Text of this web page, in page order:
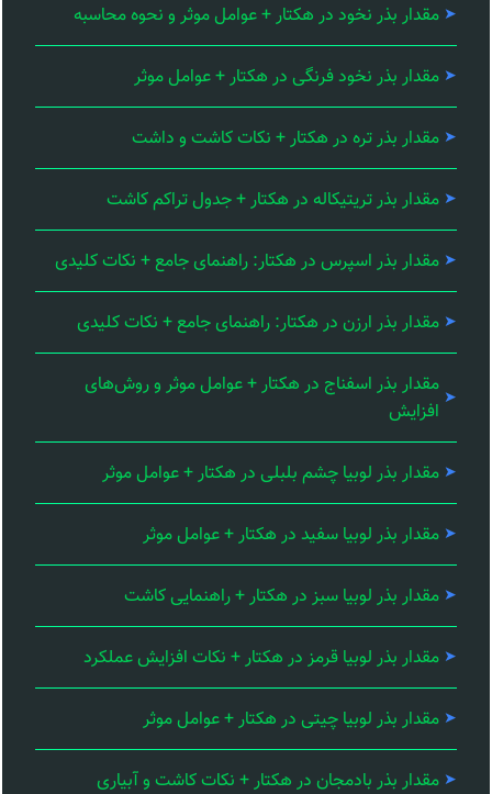
مقدار بذر نخود در هکتار + عوامل موثر و نحوه محاسبه
مقدار بذر نخود فرنگی در هکتار + عوامل موثر
مقدار بذر تره در هکتار + نکات کاشت و داشت
مقدار بذر تریتیکاله در هکتار + جدول تراکم کاشت
مقدار بذر اسپرس در هکتار: راهنمای جامع + نکات کلیدی
مقدار بذر ارزن در هکتار: راهنمای جامع + نکات کلیدی
مقدار بذر اسفناج در هکتار + عوامل موثر و روش‌های
افزایش
مقدار بذر لوبیا چشم بلبلی در هکتار + عوامل موثر
مقدار بذر لوبیا سفید در هکتار + عوامل موثر
مقدار بذر لوبیا سبز در هکتار + راهنمایی کاشت
مقدار بذر لوبیا قرمز در هکتار + نکات افزایش عملکرد
مقدار بذر لوبیا چیتی در هکتار + عوامل موثر
مقدار بذر بادمجان در هکتار + نکات کاشت و آبیاری